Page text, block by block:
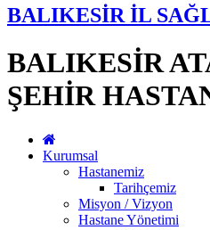
BALIKESİR İL
BALIKESİR
ŞEHİR
Kurumsal
Hastanemiz
Tarihçemiz
Misyon / Vizyon
Hastane Yönetimi